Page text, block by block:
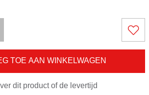
TOE AAN WINKELWAGEN
dit product of de levertijd